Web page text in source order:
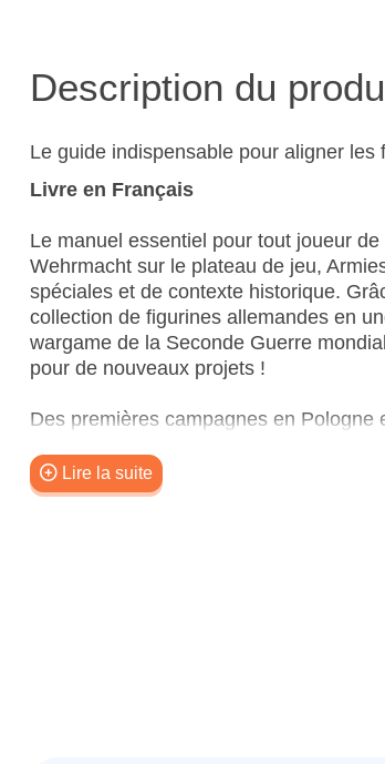
Description du
Le guide indispensable pour aligner
Livre en Français
Le manuel essentiel pour tout joueur
Wehrmacht sur le plateau de jeu,
spéciales et de contexte historique.
collection de figurines allemandes en
wargame de la Seconde Guerre
pour de nouveaux projets !
Des premières campagnes en
d'Allemagne vous permet de créer des
n'importe quel engagement de la
Lire la suite